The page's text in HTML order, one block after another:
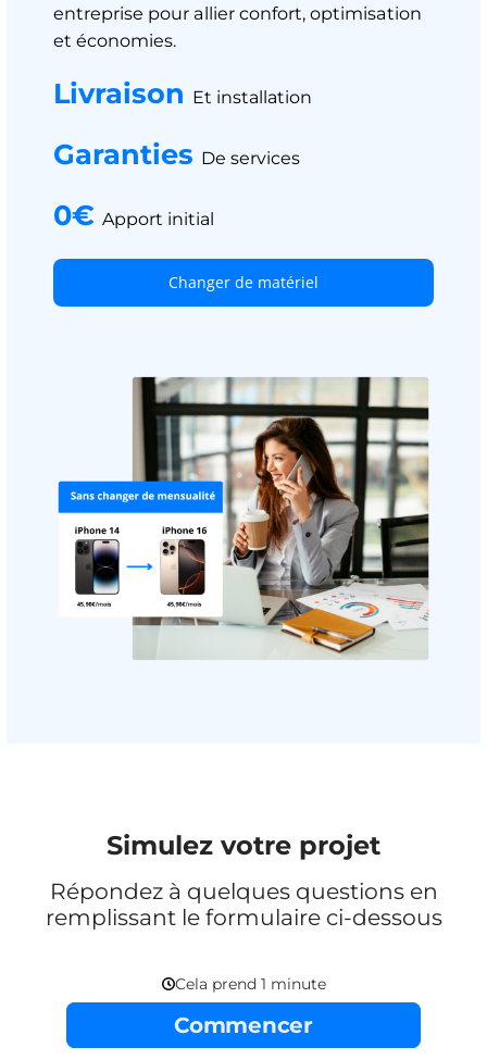
entreprise pour allier confort, optimisation
et économies.
Livraison Et installation
Garanties De services
0€ Apport initial
Changer de matériel
Simulez votre projet
Répondez à quelques questions en
remplissant le formulaire ci-dessous